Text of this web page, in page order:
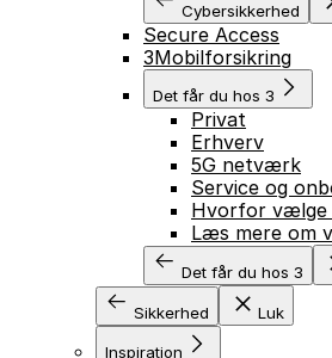
Cybersikkerhed
Secure Access
3Mobilforsikring
Det får du hos 3
Privat
Erhverv
5G netværk
Service og
Hvorfor vælge
Læs mere om
Det får du hos 3
Sikkerhed Luk
Inspiration